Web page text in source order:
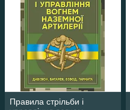
Правила стрільби і